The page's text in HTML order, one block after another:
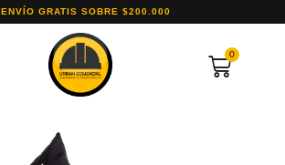
ENVÍO GRATIS SOBRE $200.000
0